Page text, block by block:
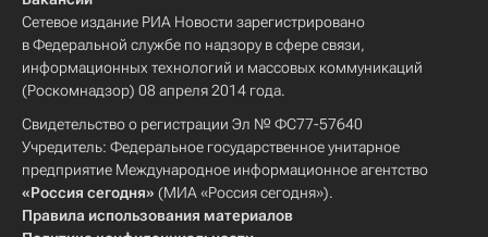
Сетевое издание РИА Новости зарегистрировано
в Федеральной службе по надзору в сфере связи,
информационных технологий и массовых коммуникаций
(Роскомнадзор) 08 апреля 2014 года.
Свидетельство о регистрации Эл № ФС77-57640
Учредитель: Федеральное государственное унитарное
предприятие Международное информационное агентство
«Россия сегодня» (МИА «Россия сегодня»).
Правила использования материалов